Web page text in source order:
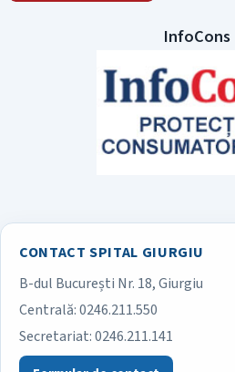
InfoCons
CONTACT SPITAL GIURGIU
Spitalul Județean de Urgență Giurgiu
B-dul București Nr. 18, Giurgiu
Centrală:0246.211.550
Secretariat:0246.211.141